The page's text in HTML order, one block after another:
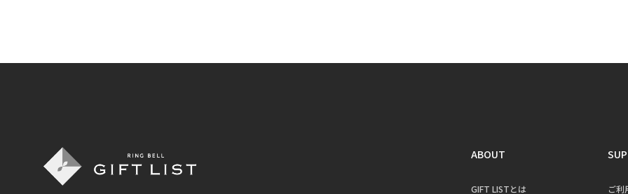
ABOUT
GIFT LISTとは ご利